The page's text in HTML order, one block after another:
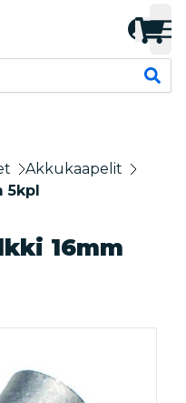
Akkukaapelit
5kpl
16mm